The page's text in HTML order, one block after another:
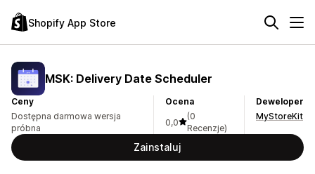
Shopify App Store
MSK: Delivery Date Scheduler
Ceny
Dostępna darmowa wersja
próbna
Ocena
0,0
(0
Recenzje)
Deweloper
MyStoreKit
Zainstaluj